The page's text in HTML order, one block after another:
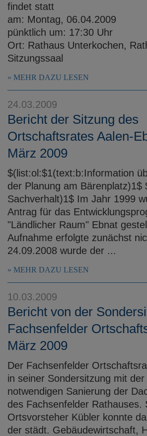
findet statt
am: Montag, 06.04.2009
pünktlich um: 17:30 Uhr
Ort: Rathaus Unterkochen,
Sitzungssaal
MEHR DAZU LESEN
24.03.2009
Bericht der Sitzung des
Ortschaftsrates Aalen-
März 2009
$(list:ol:$1(text:b:Information
der Planung am Bärenplatz)1$
Sachverhalt)1$ Im Jahr 1999
Antrag für das
"Ländlicher Raum" Ebnat
Aufnahme erfolgte zunächst
24.09.2008 wurde der ...
MEHR DAZU LESEN
10.03.2009
Bericht von der
Fachsenfelder
März 2009
Der Fachsenfelder
in seiner Sondersitzung mit der
notwendigen Sanierung der
des Fachsenfelder Rathauses.
Ortsvorsteher Kübler konnte
der städt. Gebäudewirtschaft,